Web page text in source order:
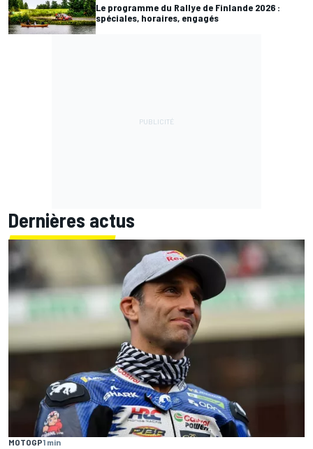
Le programme du Rallye de Finlande 2026 :
spéciales, horaires, engagés
Dernières actus
MOTOGP1 min